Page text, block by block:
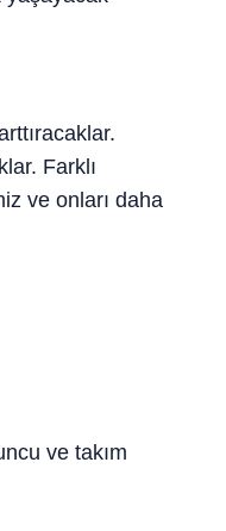
Farklı
ve onları daha
ve takım